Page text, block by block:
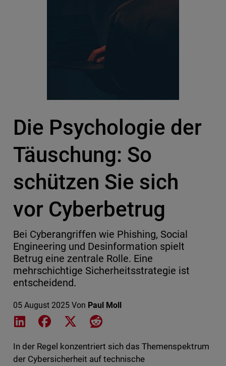
Die Psychologie der
Täuschung: So
schützen Sie sich
vor Cyberbetrug
Bei Cyberangriffen wie Phishing, Social
Engineering und Desinformation spielt
Betrug eine zentrale Rolle. Eine
mehrschichtige Sicherheitsstrategie ist
entscheidend.
05 August 2025 Von Paul Moll
Share on LinkedIn
Share on Facebook
Share on XShare on Reddit
In der Regel konzentriert sich das Themenspektrum
der Cybersicherheit auf technische